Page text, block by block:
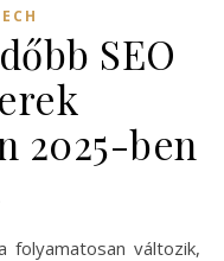
SEO
2025-ben